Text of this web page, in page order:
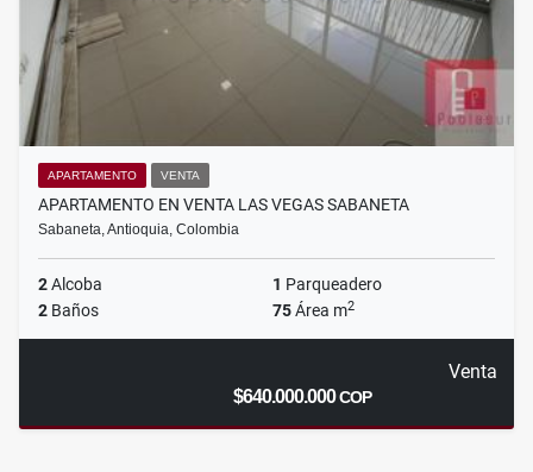
APARTAMENTO VENTA
APARTAMENTO EN VENTA LAS VEGAS SABANETA
Sabaneta, Antioquia, Colombia
2Alcoba 1 Parqueadero
2 Baños 75Área m2
Venta
$640.000.000COP